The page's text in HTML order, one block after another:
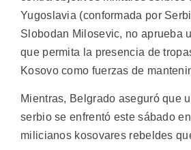
Yugoslavia (conformada por
Slobodan Milosevic, no aprueba
que permita la presencia de
Kosovo como fuerzas de
Mientras, Belgrado aseguró que
serbio se enfrentó este sábado
milicianos kosovares rebeldes